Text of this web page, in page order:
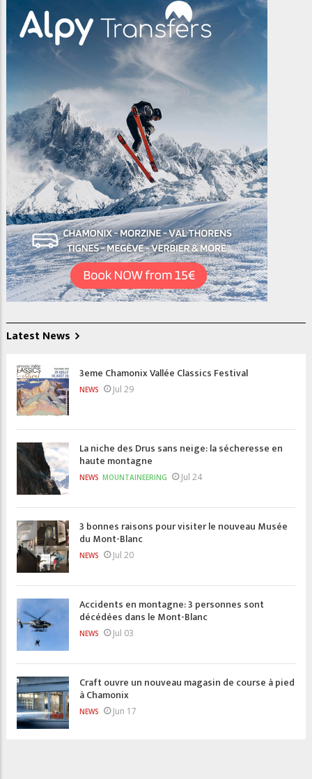
Latest News
3eme Chamonix Vallée Classics Festival
NEWS Jul 29
La niche des Drus sans neige: la sécheresse en
haute montagne
NEWS MOUNTAINEERING Jul 24
3 bonnes raisons pour visiter le nouveau Musée
du Mont-Blanc
NEWS Jul 20
Accidents en montagne: 3 personnes sont
décédées dans le Mont-Blanc
NEWS Jul 03
Craft ouvre un nouveau magasin de course à pied
à Chamonix
NEWS Jun 17